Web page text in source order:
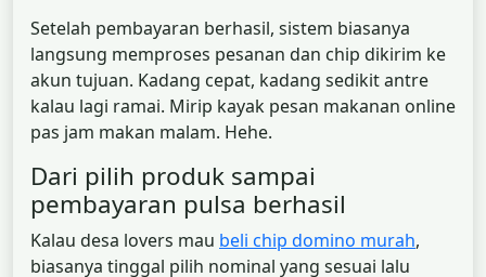
Setelah pembayaran berhasil, sistem biasanya
langsung memproses pesanan dan chip dikirim ke
akun tujuan. Kadang cepat, kadang sedikit antre
kalau lagi ramai. Mirip kayak pesan makanan online
pas jam makan malam. Hehe.
Dari pilih produk sampai
pembayaran pulsa berhasil
Kalau desa lovers mau beli chip domino murah,
biasanya tinggal pilih nominal yang sesuai lalu